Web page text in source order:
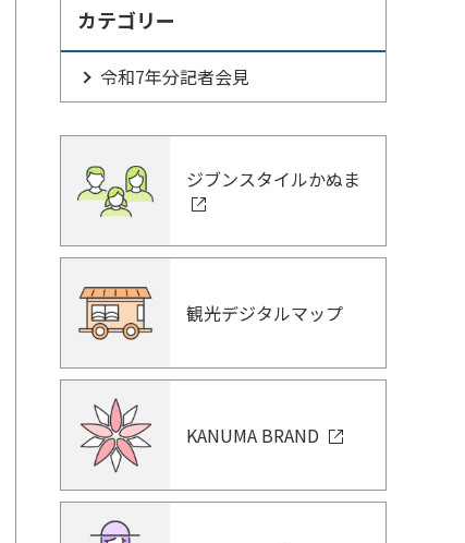
カテゴリー
令和7年分記者会見
ジブンスタイルかぬま
観光デジタルマップ
KANUMA BRAND